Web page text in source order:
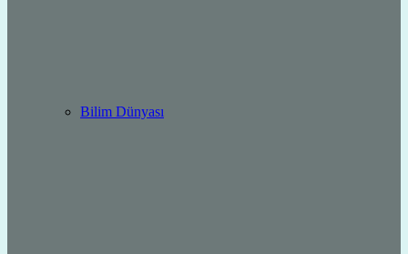
Bilim Dünyası